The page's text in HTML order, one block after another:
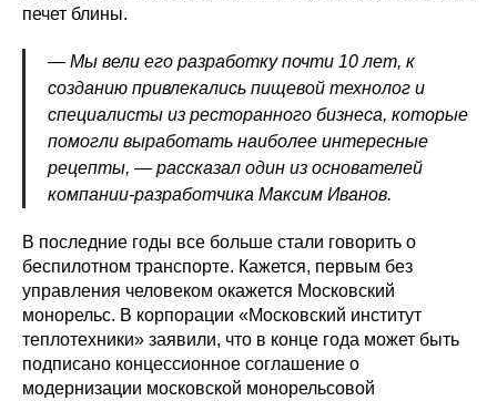
печет блины.
— Мы вели его разработку почти 10 лет, к
созданию привлекались пищевой технолог и
специалисты из ресторанного бизнеса, которые
помогли выработать наиболее интересные
рецепты, — рассказал один из основателей
компании-разработчика Максим Иванов.
В последние годы все больше стали говорить о
беспилотном транспорте. Кажется, первым без
управления человеком окажется Московский
монорельс. В корпорации «Московский институт
теплотехники» заявили, что в конце года может быть
подписано концессионное соглашение о
модернизации московской монорельсовой